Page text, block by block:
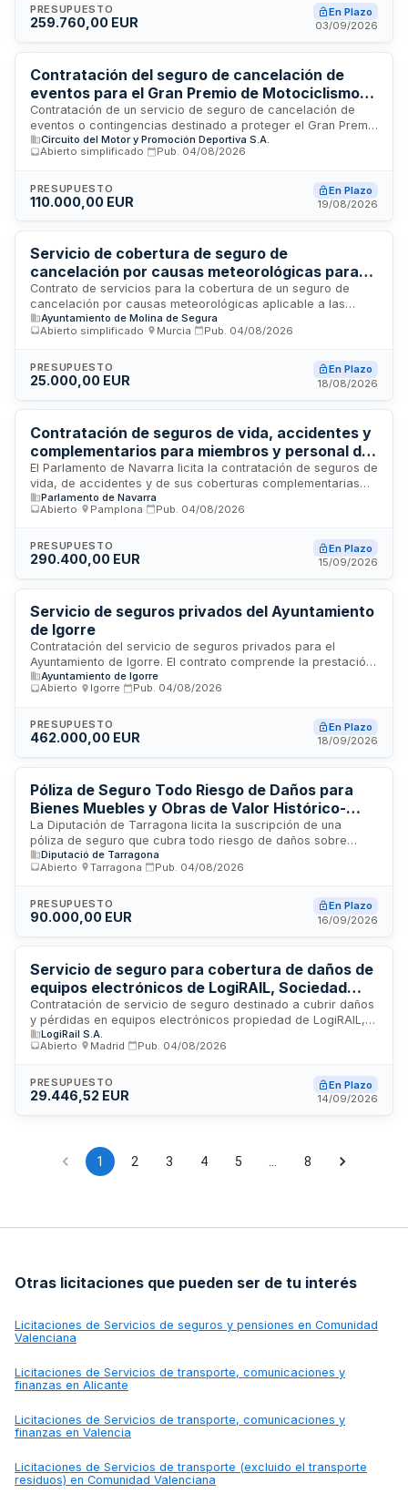
administración, flota de vehículos, accidentes,
responsabilidad civil, daños materiales y defensa y
adecuada de riesgos patrimoniales, cumplir con normativa
de seguros obligatorios y asegurar prestaciones al personal
municipal conforme a los convenios colectivos aplicables.
PRESUPUESTO
259.760,00 EUR
En Plazo
03/09/2026
Contratación del seguro de cancelación de
eventos para el Gran Premio de Motociclismo
2026 del Circuit Ricardo Tormo
Contratación de un servicio de seguro de cancelación de
eventos o contingencias destinado a proteger el Gran Premio
de Motociclismo previsto en el Circuit Ricardo Tormo para el
año 2026. El contrato se tramita mediante procedimiento
Ley de Contratos del Sector Público. El seguro cubrirá los
posibles riesgos de cancelación o contingencias que
de relevancia internacional.
Circuito del Motor y Promoción Deportiva S.A.
Abierto simplificado
Pub. 04/08/2026
PRESUPUESTO
110.000,00 EUR
En Plazo
19/08/2026
Servicio de cobertura de seguro de
cancelación por causas meteorológicas para
actividades de fiestas locales - Ayuntamiento
de Molina de Segura
Contrato de servicios para la cobertura de un seguro de
cancelación por causas meteorológicas aplicable a las
actividades programadas por la Concejalía de Fiestas
Locales del Ayuntamiento de Molina de Segura. Se trata de
a la Ley de Contratos del Sector Público, cuya preparación,
adjudicación, efectos, modificación y extinción se regulan en
el correspondiente Pliego de Prescripciones Técnicas.
Ayuntamiento de Molina de Segura
Abierto simplificado
Murcia Pub. 04/08/2026
PRESUPUESTO
25.000,00 EUR
En Plazo
18/08/2026
Contratación de seguros de vida, accidentes y
complementarios para miembros y personal del
Parlamento de Navarra
El Parlamento de Navarra licita la contratación de seguros de
vida, de accidentes y de sus coberturas complementarias
destinados a proteger a los parlamentarios, parlamentarias y
personal funcionario que presta servicios en la institución. La
permanente total y riesgos derivados de accidentes,
incluyendo personal en diferentes situaciones laborales y
Parlamento de Navarra
Abierto
Pamplona Pub. 04/08/2026
PRESUPUESTO
290.400,00 EUR
En Plazo
15/09/2026
Servicio de seguros privados del Ayuntamiento
de Igorre
Contratación del servicio de seguros privados para el
Ayuntamiento de Igorre. El contrato comprende la prestación
de cobertura aseguradora privada según las condiciones
establecidas en el pliego de cláusulas administrativas
revisión de precios no es posible. El contrato estará sujeto a
la existencia de crédito presupuestario adecuado en cada
de contratación pública de Euskadi y el perfil del contratante
municipal.
Ayuntamiento de Igorre
Abierto
Igorre Pub. 04/08/2026
PRESUPUESTO
462.000,00 EUR
En Plazo
18/09/2026
Póliza de Seguro Todo Riesgo de Daños para
Bienes Muebles y Obras de Valor Histórico-
Artístico de la Diputación de Tarragona
La Diputación de Tarragona licita la suscripción de una
póliza de seguro que cubra todo riesgo de daños sobre
bienes muebles y obras de valor histórico-artístico de su
propiedad o bajo su responsabilidad. La cobertura incluye
exposiciones e inclusión automática de nuevas
adquisiciones. El contrato requiere clausulas específicas de
directa con propietario y peritación asegurada, excluyendo
daños preexistentes, deterioro gradual y daños ocurridos
durante procesos de restauración.
Diputació de Tarragona
Abierto
Tarragona Pub. 04/08/2026
PRESUPUESTO
90.000,00 EUR
En Plazo
16/09/2026
Servicio de seguro para cobertura de daños de
equipos electrónicos de LogiRAIL, Sociedad
Mercantil Estatal
Contratación de servicio de seguro destinado a cubrir daños
y pérdidas en equipos electrónicos propiedad de LogiRAIL,
Sociedad Mercantil Estatal. La póliza incluye cobertura de
altas de equipos durante su vigencia. El adjudicatario deberá
de la información, designar un punto de contacto de
seguridad y garantizar que cualquier subcontratista que
conforme a las especificaciones técnicas del pliego anexo.
LogiRail S.A.
Abierto
Madrid Pub. 04/08/2026
PRESUPUESTO
29.446,52 EUR
En Plazo
14/09/2026
1 2 3 4 5 8
Otras licitaciones que pueden ser de tu interés
Licitaciones de Servicios de seguros y pensiones en Comunidad
Valenciana
Licitaciones de Servicios de transporte, comunicaciones y
finanzas en Alicante
Licitaciones de Servicios de transporte, comunicaciones y
finanzas en Valencia
Licitaciones de Servicios de transporte (excluido el transporte
residuos) en Comunidad Valenciana